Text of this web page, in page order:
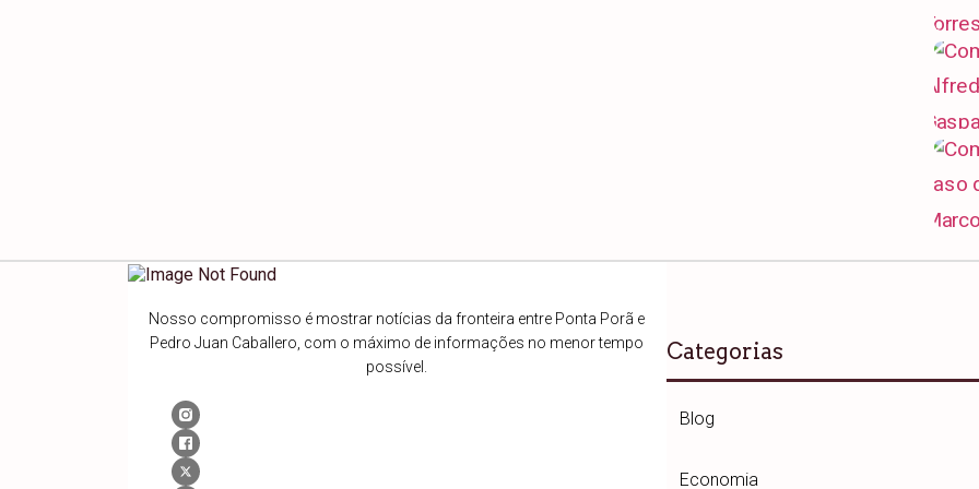
Nosso compromisso é mostrar notícias da fronteira entre Ponta Porã e
Pedro Juan Caballero, com o máximo de informações no menor tempo
possível.
Categorias
Blog
Economia